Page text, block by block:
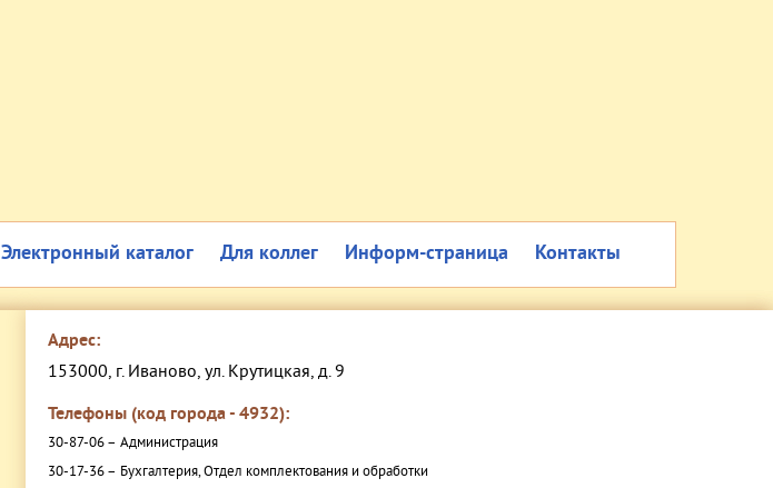
Электронный каталог Для коллег Информ-страница Контакты
Адрес:
153000, г. Иваново, ул. Крутицкая, д. 9
Телефоны (код города - 4932):
30-87-06 – Администрация
30-17-36 – Бухгалтерия, Отдел комплектования и обработки